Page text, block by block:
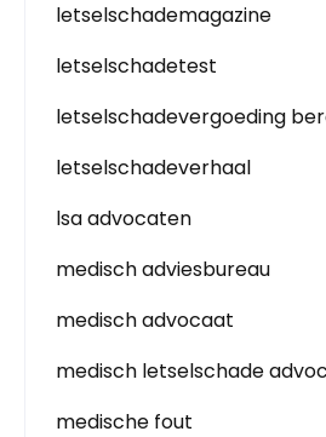
letselschademagazine
letselschadetest
letselschadevergoeding
letselschadeverhaal
lsa advocaten
medisch adviesbureau
medisch advocaat
medisch letselschade
medische fout